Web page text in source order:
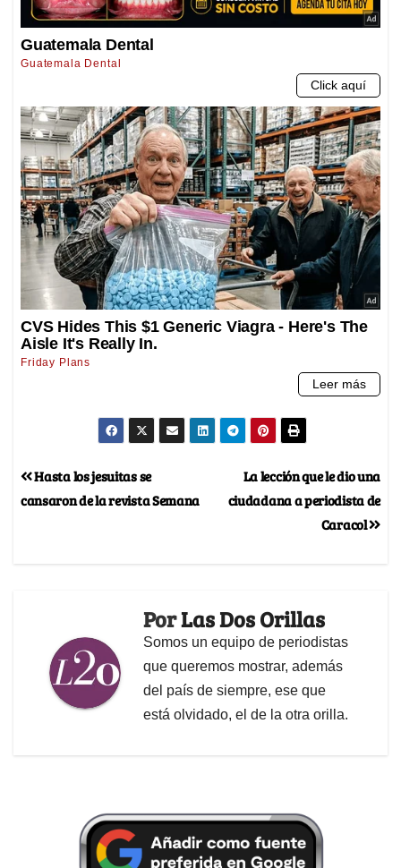
La lección que le dio una
ciudadana a periodista de
Caracol
Hasta los jesuitas se
cansaron de la revista Semana
PorLas Dos Orillas
Somos un equipo de periodistas
que queremos mostrar, además
del país de siempre, ese que
está olvidado, el de la otra orilla.